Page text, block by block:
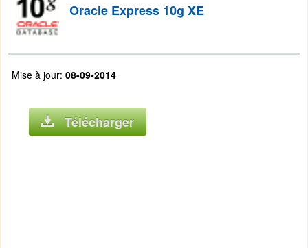
Oracle Express 10g XE
Mise à jour: 08-09-2014
Télécharger